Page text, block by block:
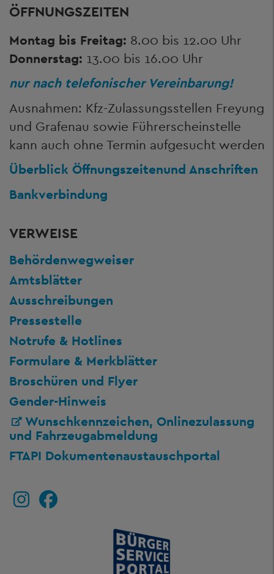
ÖFFNUNGSZEITEN
Montag bis Freitag: 8.00 bis 12.00 Uhr
Donnerstag: 13.00 bis 16.00 Uhr
nur nach telefonischer Vereinbarung!
Ausnahmen: Kfz-Zulassungsstellen Freyung
und Grafenau sowie Führerscheinstelle
kann auch ohne Termin aufgesucht werden
Überblick Öffnungszeitenund Anschriften
Bankverbindung
VERWEISE
Behördenwegweiser
Amtsblätter
Ausschreibungen
Pressestelle
Notrufe & Hotlines
Formulare & Merkblätter
Broschüren und Flyer
Gender-Hinweis
Wunschkennzeichen, Onlinezulassung
und Fahrzeugabmeldung
FTAPI Dokumentenaustauschportal